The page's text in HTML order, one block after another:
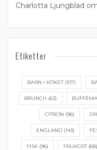
Charlotta Ljungblad
Etiketter
BARN I KÖKET(107)
BRUNCH (63)
CITRON (96)
ENGLAND(143)
FISK(96) FRUKOST(68)